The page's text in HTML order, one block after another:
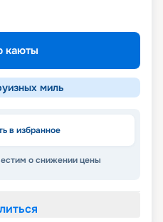
каюты
миль
в избранное
о снижении цены